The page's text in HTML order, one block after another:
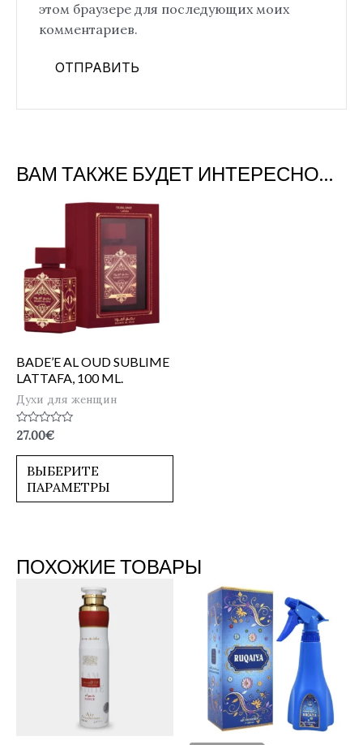
этом браузере для последующих моих
комментариев.
ВАМ ТАКЖЕ БУДЕТ ИНТЕРЕСНО…
BADE’E AL OUD SUBLIME
LATTAFA, 100 ML.
Духи для женщин
Оценка
из
27.00€
ВЫБЕРИТЕ
ПАРАМЕТРЫ
ПОХОЖИЕ ТОВАРЫ